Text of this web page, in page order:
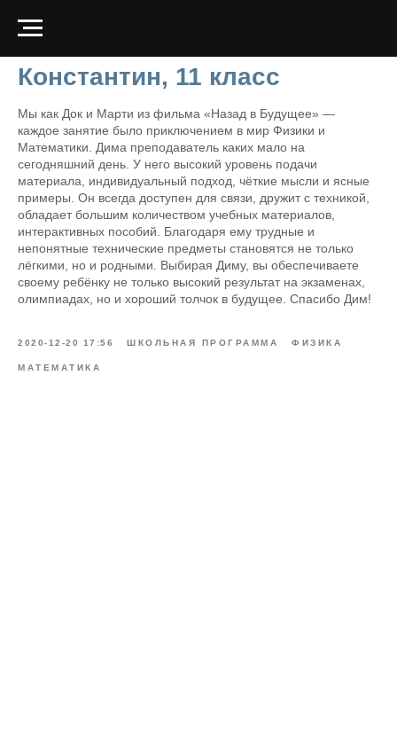
Константин, 11 класс
Мы как Док и Марти из фильма «Назад в Будущее» —
каждое занятие было приключением в мир Физики и
Математики. Дима преподаватель каких мало на
сегодняшний день. У него высокий уровень подачи
материала, индивидуальный подход, чёткие мысли и ясные
примеры. Он всегда доступен для связи, дружит с техникой,
обладает большим количеством учебных материалов,
интерактивных пособий. Благодаря ему трудные и
непонятные технические предметы становятся не только
лёгкими, но и родными. Выбирая Диму, вы обеспечиваете
своему ребёнку не только высокий результат на экзаменах,
олимпиадах, но и хороший толчок в будущее. Спасибо Дим!
2020-12-20 17:56 ШКОЛЬНАЯ ПРОГРАММА ФИЗИКА
МАТЕМАТИКА